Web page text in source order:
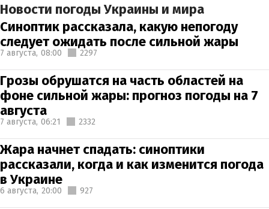
Новости погоды Украины и мира
Синоптик рассказала, какую непогоду
следует ожидать после сильной жары
7 августа, 08:00 2297
Грозы обрушатся на часть областей на
фоне сильной жары: прогноз погоды на 7
августа
7 августа, 06:21 2332
Жара начнет спадать: синоптики
рассказали, когда и как изменится погода
в Украине
6 августа, 20:00 927